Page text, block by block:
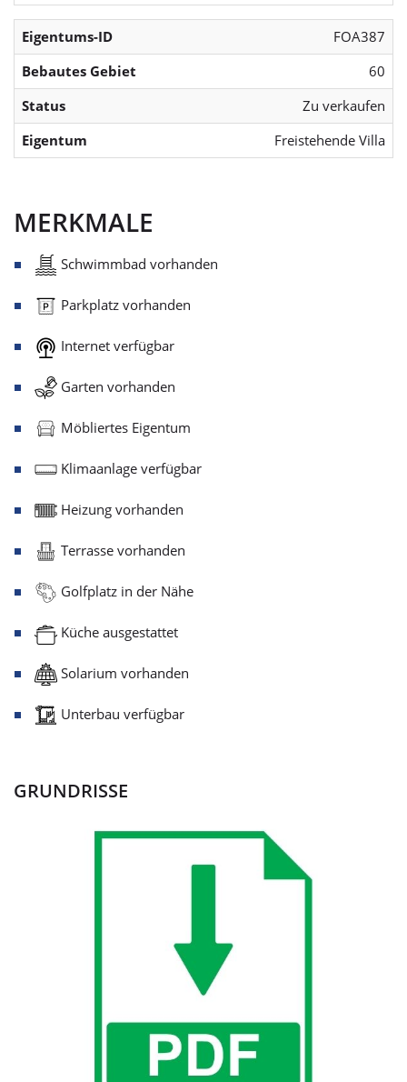
Eigentums-ID
FOA387
Bebautes Gebiet
60
Status
Zu verkaufen
Eigentum
Freistehende Villa
MERKMALE
Schwimmbad vorhanden
Parkplatz vorhanden
Internet verfügbar
Garten vorhanden
Möbliertes Eigentum
Klimaanlage verfügbar
Heizung vorhanden
Terrasse vorhanden
Golfplatz in der Nähe
Küche ausgestattet
Solarium vorhanden
Unterbau verfügbar
GRUNDRISSE